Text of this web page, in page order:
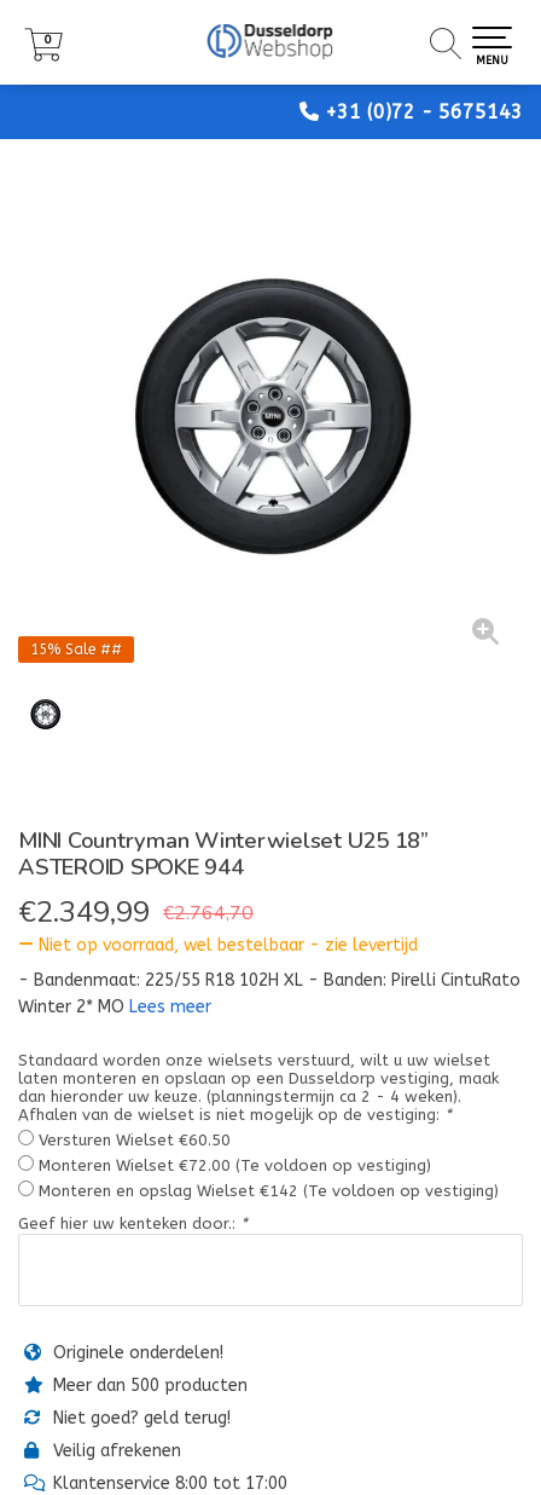
+31 (0)72 - 5675143
0
MENU
0
MENU
0
MENU
15% Sale ##
MINI Countryman Winterwielset U25 18”
ASTEROID SPOKE 944
€2.349,99 €2.764,70
Niet op voorraad, wel bestelbaar - zie levertijd
- Bandenmaat: 225/55 R18 102H XL - Banden: Pirelli CintuRato
Winter 2* MO Lees meer
Standaard worden onze wielsets verstuurd, wilt u uw wielset
laten monteren en opslaan op een Dusseldorp vestiging, maak
dan hieronder uw keuze. (planningstermijn ca 2 - 4 weken).
Afhalen van de wielset is niet mogelijk op de vestiging: *
Versturen Wielset €60.50
Monteren Wielset €72.00 (Te voldoen op vestiging)
Monteren en opslag Wielset €142 (Te voldoen op vestiging)
Geef hier uw kenteken door.: *
Originele onderdelen!
Meer dan 500 producten
Niet goed? geld terug!
Veilig afrekenen
Klantenservice 8:00 tot 17:00